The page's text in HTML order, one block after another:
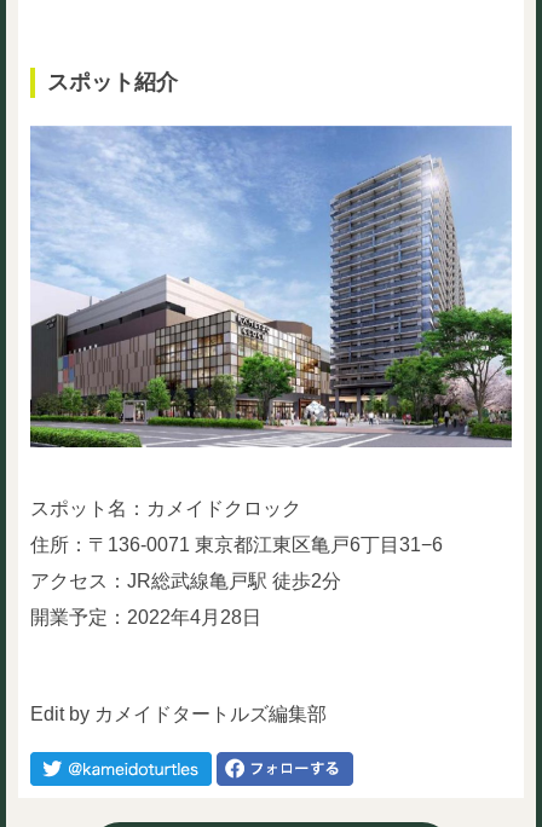
スポット紹介
スポット名：カメイドクロック
住所：〒136-0071 東京都江東区亀戸6丁目31−6
アクセス：JR総武線亀戸駅 徒歩2分
開業予定：2022年4月28日
Edit by カメイドタートルズ編集部